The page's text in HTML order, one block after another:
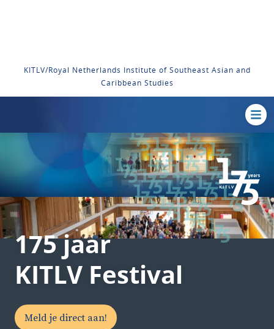
KITLV/Royal Netherlands Institute of Southeast Asian and
Caribbean Studies
175 jaar
KITLV Festival
Meld je direct aan!